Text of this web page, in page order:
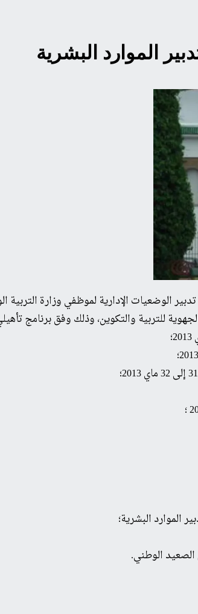
الموارد البشرية
الثانية في مجال تدبير الوضعيات الإدارية لموظفي
الموارد البشرية؛